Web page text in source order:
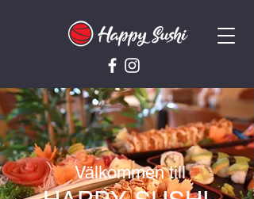
Välkommen till